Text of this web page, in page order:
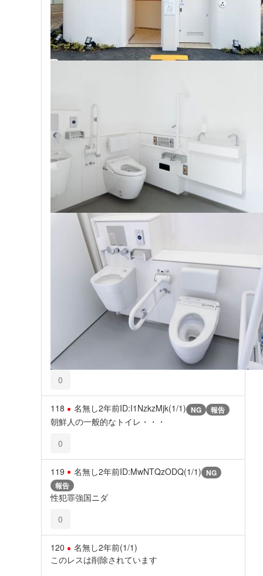
0
118 名無し2年前ID:I1NzkzMjk(1/1) NG 報告
朝鮮人の一般的なトイレ・・・
0
119 名無し2年前ID:MwNTQzODQ(1/1) NG
報告
性犯罪強国ニダ
0
120 名無し2年前(1/1)
このレスは削除されています